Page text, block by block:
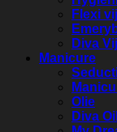
Flexi
Diva
Manicure
Olie
Diva Oil